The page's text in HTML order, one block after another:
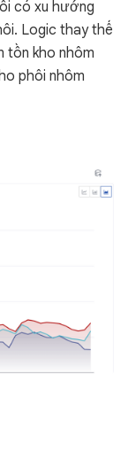
có xu hướng
Logic thay thế
tồn kho nhôm
phôi nhôm